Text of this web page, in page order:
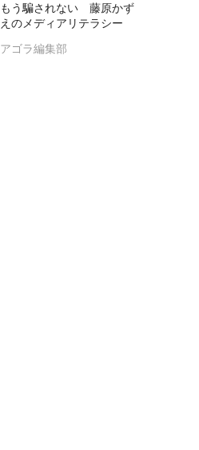
もう騙されない 藤原かず
えのメディアリテラシー
アゴラ編集部